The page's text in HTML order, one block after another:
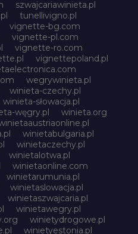
szwajcariawinieta.pl
tunellivigno.pl
vignette-bg.com
vignette-pl.com
vignette-ro.com
vignettepoland.pl
wegrywinieta.pl
winieta-czechy.pl
winieta-słowacja.pl
węgry.pl
winieta.org
winietabulgaria.pl
winietaczechy.pl
winietalotwa.pl
winietaonline.com
winietarumunia.pl
winietaslowacja.pl
winietaszwajcaria.pl
winietawegry.pl
winietydrogowe.pl
winietyestonia.pl